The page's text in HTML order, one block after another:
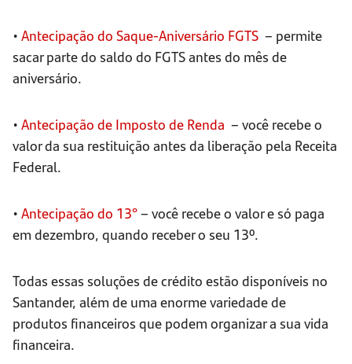
• Antecipação do Saque-Aniversário FGTS – permite
sacar parte do saldo do FGTS antes do mês de
aniversário.
• Antecipação de Imposto de Renda – você recebe o
valor da sua restituição antes da liberação pela Receita
Federal.
• Antecipação do 13°– você recebe o valor e só paga
em dezembro, quando receber o seu 13º.
Todas essas soluções de crédito estão disponíveis no
Santander, além de uma enorme variedade de
produtos financeiros que podem organizar a sua vida
financeira.